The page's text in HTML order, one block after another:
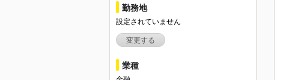
勤務地
設定されていません
変更する
業種